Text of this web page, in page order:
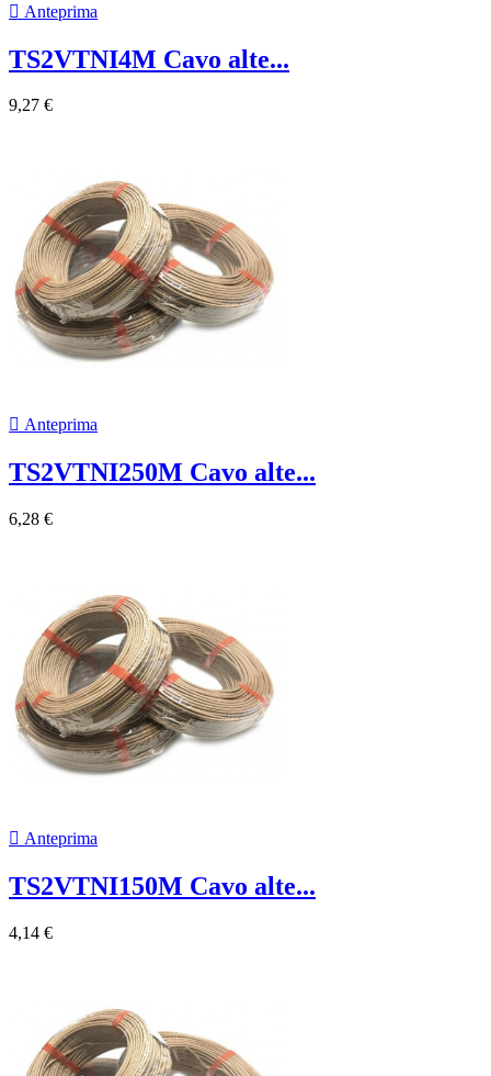
 Anteprima
TS2VTNI4M Cavo alte...
9,27 €
 Anteprima
TS2VTNI250M Cavo alte...
6,28 €
 Anteprima
TS2VTNI150M Cavo alte...
4,14 €